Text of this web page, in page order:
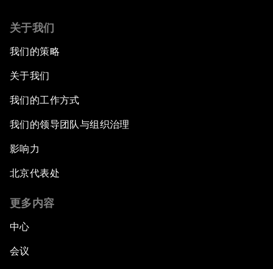
关于我们
我们的策略
关于我们
我们的工作方式
我们的领导团队与组织治理
影响力
北京代表处
更多内容
中心
会议